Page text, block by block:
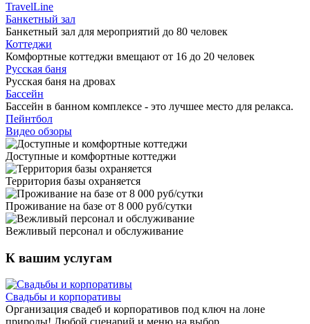
TravelLine
Банкетный зал
Банкетный зал для мероприятий до 80 человек
Коттеджи
Комфортные коттеджи вмещают от 16 до 20 человек
Русская баня
Русская баня на дровах
Бассейн
Бассейн в банном комплексе - это лучшее место для релакса.
Пейнтбол
Видео обзоры
Доступные и комфортные коттеджи
Территория базы охраняется
Проживание на базе от 8 000 руб/сутки
Вежливый персонал и обслуживание
К вашим услугам
Свадьбы и корпоративы
Организация свадеб и корпоративов под ключ на лоне